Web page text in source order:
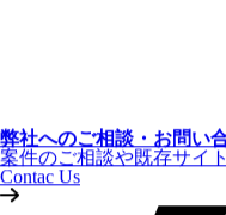
弊社へのご相談・お問い合
案件のご相談や既存サイ